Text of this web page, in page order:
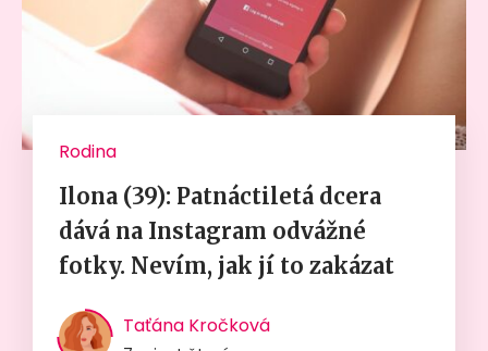
Rodina
Ilona (39): Patnáctiletá dcera
dává na Instagram odvážné
fotky. Nevím, jak jí to zakázat
Taťána Kročková